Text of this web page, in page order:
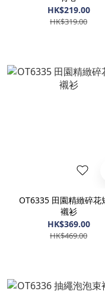
HK$219.00
HK$319.00
OT6335 田園精緻碎花
襯衫
HK$369.00
HK$469.00